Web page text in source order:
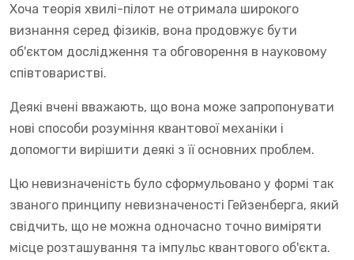
Хоча теорія хвилі-пілот не отримала широкого
визнання серед фізиків, вона продовжує бути
об'єктом дослідження та обговорення в науковому
співтоваристві.
Деякі вчені вважають, що вона може запропонувати
нові способи розуміння квантової механіки і
допомогти вирішити деякі з її основних проблем.
Цю невизначеність було сформульовано у формі так
званого принципу невизначеності Гейзенберга, який
свідчить, що не можна одночасно точно виміряти
місце розташування та імпульс квантового об'єкта.